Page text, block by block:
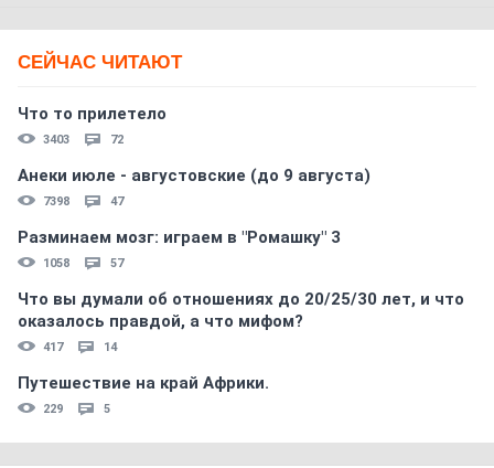
СЕЙЧАС ЧИТАЮТ
Что то прилетело
3403 72
Анеки июле - августовские (до 9 августа)
7398 47
Разминаем мозг: играем в "Ромашку" 3
1058 57
Что вы думали об отношениях до 20/25/30 лет, и что
оказалось правдой, а что мифом?
417 14
Путешествие на край Африки.
229 5